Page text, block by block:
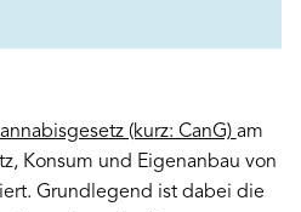
(kurz: CanG) am
Konsum und Eigenanbau von
Grundlegend ist dabei die